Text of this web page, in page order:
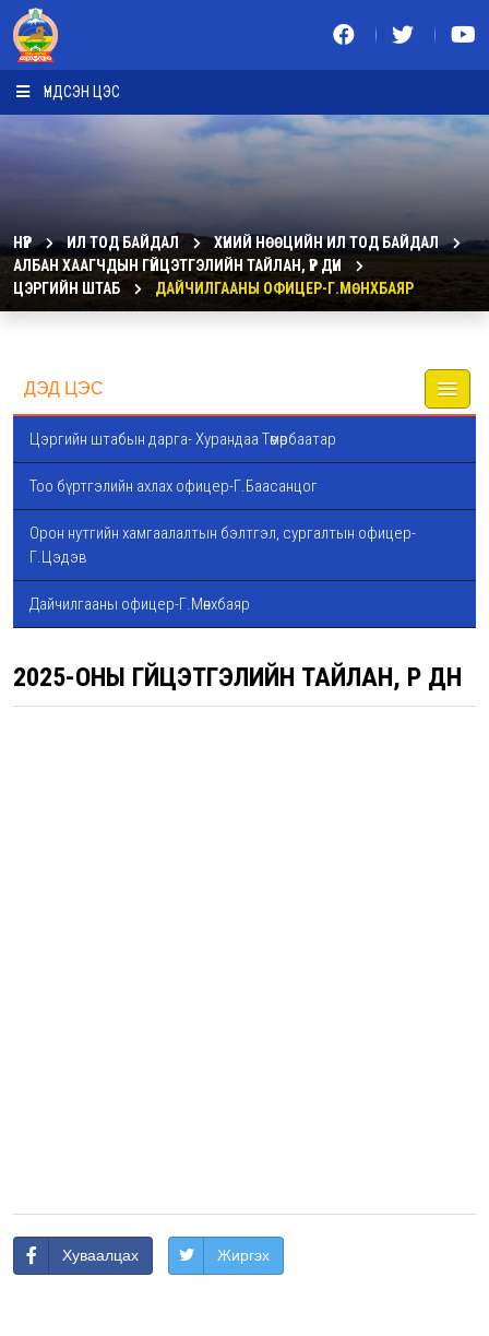
ҮНДСЭН ЦЭС
НҮҮР ИЛ ТОД БАЙДАЛ
ХҮНИЙ НӨӨЦИЙН ИЛ ТОД БАЙДАЛ
АЛБАН ХААГЧДЫН ГҮЙЦЭТГЭЛИЙН ТАЙЛАН, ҮР ДҮН
ЦЭРГИЙН ШТАБ
ДАЙЧИЛГААНЫ ОФИЦЕР-Г.МӨНХБАЯР
ДЭД ЦЭС
Цэргийн штабын дарга- Хурандаа Төмөрбаатар
Тоо бүртгэлийн ахлах офицер-Г.Баасанцог
Орон нутгийн хамгаалалтын бэлтгэл, сургалтын офицер-
Г.Цэдэв
Дайчилгааны офицер-Г.Мөнхбаяр
2025-ОНЫ ГҮЙЦЭТГЭЛИЙН ТАЙЛАН, ҮР ДҮН
Хуваалцах Жиргэх